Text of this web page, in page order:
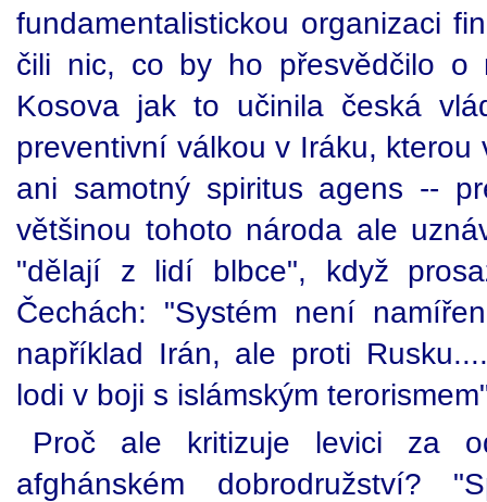
fundamentalistickou organizaci
čili nic, co by ho přesvědčilo o
Kosova jak to učinila česká
preventivní válkou v Iráku,
ani samotný spiritus agens --
většinou tohoto národa ale
"dělají z lidí blbce", když
Čechách: "Systém není
například Irán, ale proti
lodi v boji s islámským
Proč ale kritizuje levici za
afghánském dobrodružství?